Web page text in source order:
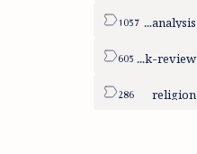
column-analysis
book-review
religion